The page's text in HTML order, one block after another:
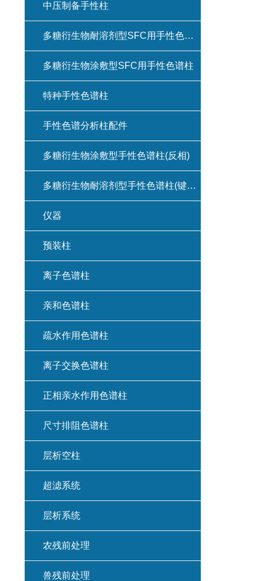
中压制备手性柱
多糖衍生物耐溶剂型SFC用手性色谱柱(键合型手性色谱柱)
多糖衍生物涂敷型SFC用手性色谱柱
特种手性色谱柱
手性色谱分析柱配件
多糖衍生物涂敷型手性色谱柱(反相)
多糖衍生物耐溶剂型手性色谱柱(键合型手性色谱柱)
仪器
预装柱
离子色谱柱
亲和色谱柱
疏水作用色谱柱
离子交换色谱柱
正相亲水作用色谱柱
尺寸排阻色谱柱
层析空柱
超滤系统
层析系统
农残前处理
兽残前处理